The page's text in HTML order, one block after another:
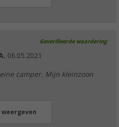
Geverifieerde waardering
06.05.2021
camper. Mijn kleinzoon
weergeven